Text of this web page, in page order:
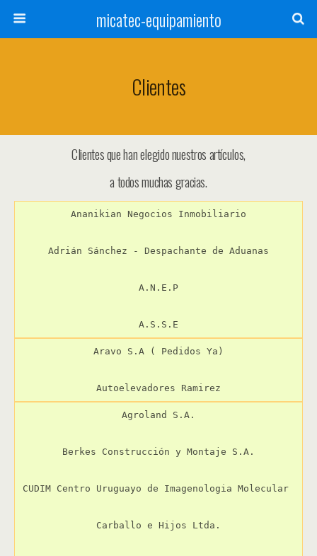
micatec-equipamiento
Clientes
Clientes que han elegido nuestros artículos,
a todos muchas gracias.
Ananikian Negocios Inmobiliario
Adrián Sánchez - Despachante de Aduanas
A.N.E.P
A.S.S.E
Aravo S.A ( Pedidos Ya)
Autoelevadores Ramirez
Agroland S.A.
Berkes Construcción y Montaje S.A.
CUDIM Centro Uruguayo de Imagenologia Molecular
Carballo e Hijos Ltda.